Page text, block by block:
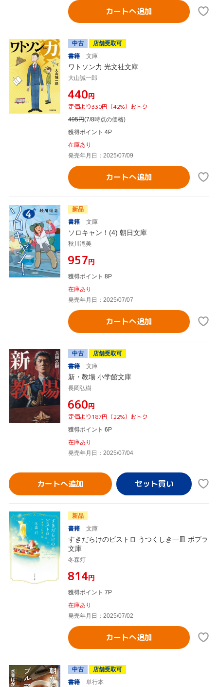
カートへ追加
中古
店舗受取可
書籍
文庫
ワトソン力 光文社文庫
大山誠一郎
¥440円
定価より330円（42%）おトク
495円(7/8時点の価格)
獲得ポイント 4P
在庫あり
発売年月日：2025/07/09
カートへ追加
新品
書籍
文庫
ソロキャン！(4) 朝日文庫
秋川滝美
¥957円
獲得ポイント 8P
在庫あり
発売年月日：2025/07/07
カートへ追加
中古
店舗受取可
書籍
文庫
新・教場 小学館文庫
長岡弘樹
¥660円
定価より187円（22%）おトク
獲得ポイント 6P
在庫あり
発売年月日：2025/07/04
カートへ追加
新品
書籍
文庫
すきだらけのビストロ うつくしき一皿 ポプラ
文庫
冬森灯
¥814円
獲得ポイント 7P
在庫あり
発売年月日：2025/07/02
カートへ追加
中古
店舗受取可
書籍
単行本